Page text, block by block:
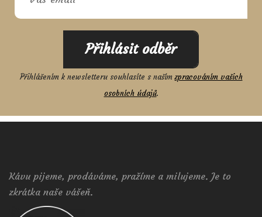
Přihlásit odběr
Přihlášením k newsletteru souhlasíte s našímzpracováním vašich
osobních údajů.
Kávu pijeme, prodáváme, pražíme a milujeme. Je to
zkrátka naše vášeň.